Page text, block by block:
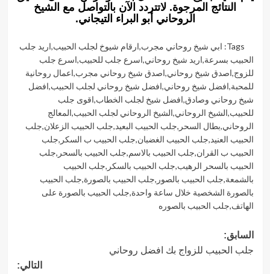
النتائج المرجوة. لاتتردد الآن بالتواصل مع الشيخ
الروحاني أبو البراء التيجاني.
Tags: ابي شيخ روحاني مجرب,ارقام شيوخ لجلب الحبيب,اريد جلب
الحبيب بسرعة,اريد شيخ روحاني,اسرع جلب للحبيب,اسرع جلب
للزوج,اصدق شيخ روحاني,اصدق شيخ روحاني مجرب,اعمال روحانية
للمحبة,افضل شيخ روحاني,افضل شيخ روحاني لجلب الحبيب,افضل
شيخ روحاني وصادق,افضل شيخ لجلب الخطاب,اقوى جلب
للحبيب,الشيخ الروحاني,الشيخ الروحاني لجلب الحبيب,المعالج
الروحاني,بطال السحر ,جلب الحبيب البعيد,جلب الحبيب الزعلان,جلب
الحبيب العنيد,جلب الحبيب الغضبان,جلب الحبيب ب السكر ,جلب
الحبيب ب القران,جلب الحبيب بالاسم,جلب الحبيب بالسحر ,جلب
الحبيب بالسحر الرهيب,جلب الحبيب بالسكر ,جلب الحبيب
بالشمعة,جلب الحبيب بالصور ,جلب الحبيب بالصورة,جلب الحبيب
بالصورة الشخصية خلال ساعة واحدة,جلب الحبيب بالصورة على
الهاتف,جلب الحبيب بالصوره
تصفّح
المقالات
السابق:
جلب الحبيب للزواج بك افضل روحاني
التالي: